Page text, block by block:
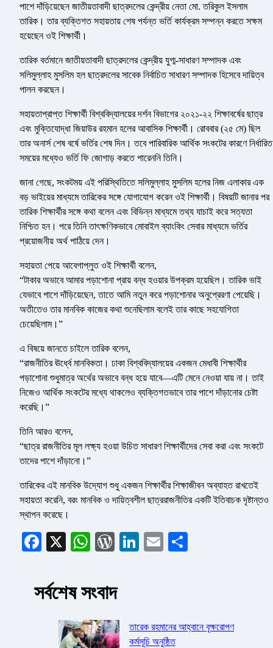
পাশে দাঁড়িয়েছেন জাতীয়তাবাদী ছাত্রদলের কেন্দ্রীয় নেতা মো. তরিকুল ইসলাম
তারিক। তার ব্যক্তিগত সহায়তায় শেষ পর্যন্ত ভর্তি কার্যক্রম সম্পন্ন করতে সক্ষম
হয়েছেন ওই শিক্ষার্থী।
তারিক বর্তমানে জাতীয়তাবাদী ছাত্রদলের কেন্দ্রীয় যুগ্ম-সাধারণ সম্পাদক এবং
সলিমুল্লাহ মুসলিম হল ছাত্রদলের সাবেক নির্বাচিত সাধারণ সম্পাদক হিসেবে দায়িত্ব
পালন করছেন।
সহায়তাপ্রাপ্ত শিক্ষার্থী বিশ্ববিদ্যালয়ের দর্শন বিভাগের ২০২১-২২ শিক্ষাবর্ষের ছাত্র
এবং মুক্তিযোদ্ধা জিয়াউর রহমান হলের আবাসিক শিক্ষার্থী। রোববার (২৫ মে) ছিল
তার অনার্স শেষ বর্ষে ভর্তির শেষ দিন। তবে পারিবারিক আর্থিক সংকটের কারণে নির্ধারিত
সময়ের মধ্যেও ভর্তি ফি জোগাড় করতে পারেননি তিনি।
জানা গেছে, সংকটময় এই পরিস্থিতিতে সলিমুল্লাহ মুসলিম হলের নিজ এলাকার এক
বড় ভাইয়ের মাধ্যমে তারিকের সঙ্গে যোগাযোগ করেন ওই শিক্ষার্থী। বিষয়টি জানার পর
তারিক শিক্ষার্থীর সঙ্গে কথা বলেন এবং বিভিন্ন মাধ্যমে তথ্য যাচাই করে সত্যতা
নিশ্চিত হন। পরে তিনি তাৎক্ষণিকভাবে মোবাইল ব্যাংকিং সেবার মাধ্যমে ভর্তির
প্রয়োজনীয় অর্থ পাঠিয়ে দেন।
সহায়তা পেয়ে আবেগাপ্লুত ওই শিক্ষার্থী বলেন,
“টাকার অভাবে আমার পড়াশোনা প্রায় বন্ধ হওয়ার উপক্রম হয়েছিল। তারিক ভাই
যেভাবে পাশে দাঁড়িয়েছেন, তাতে আমি নতুন করে পড়াশোনার অনুপ্রেরণা পেয়েছি।
অতীতেও তার মানবিক কাজের কথা শুনেছিলাম বলেই তার কাছে সহযোগিতা
চেয়েছিলাম।”
এ বিষয়ে জানতে চাইলে তারিক বলেন,
“রাজনীতির ঊর্ধ্বে মানবিকতা। ঢাকা বিশ্ববিদ্যালয়ের একজন মেধাবী শিক্ষার্থীর
পড়াশোনা শুধুমাত্র অর্থের অভাবে বন্ধ হয়ে যাবে—এটি মেনে নেওয়া যায় না। তাই
নিজেও আর্থিক সংকটের মধ্যে থাকলেও ব্যক্তিগতভাবে তার পাশে দাঁড়ানোর চেষ্টা
করেছি।”
তিনি আরও বলেন,
“ছাত্র রাজনীতির মূল লক্ষ্য হওয়া উচিত সাধারণ শিক্ষার্থীদের সেবা করা এবং সংকটে
তাদের পাশে দাঁড়ানো।”
তারিকের এই মানবিক উদ্যোগ শুধু একজন শিক্ষার্থীর শিক্ষাজীবন অব্যাহত রাখতেই
সহায়তা করেনি, বরং মানবিক ও দায়িত্বশীল ছাত্ররাজনীতির একটি ইতিবাচক দৃষ্টান্তও
স্থাপন করেছে।
Facebook
X WhatsApp
WordPress
LinkedIn
Email
সর্বশেষ সংবাদ
তারেক রহমানের আহ্বানে বৃক্ষরোপণ
কর্মসূচি অনুষ্ঠিত